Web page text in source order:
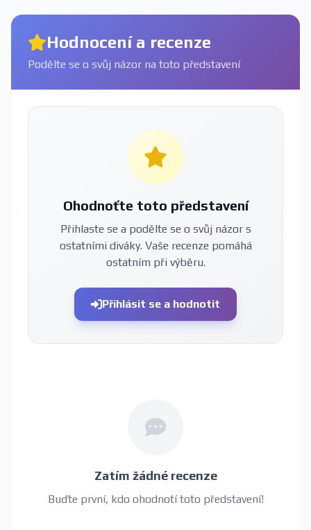
Hodnocení a recenze
Podělte se o svůj názor na toto představení
Ohodnoťte toto představení
Přihlaste se a podělte se o svůj názor s
ostatními diváky. Vaše recenze pomáhá
ostatním při výběru.
Přihlásit se a hodnotit
Zatím žádné recenze
Buďte první, kdo ohodnotí toto představení!